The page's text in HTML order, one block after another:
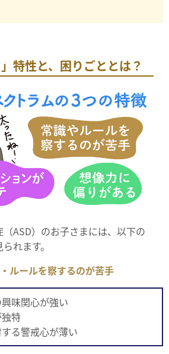
」特性と、困りごととは？
ASD）のお子さまには、以下の
れます。
ルールを察するのが苦手
味関心が強い
特
る警戒心が薄い